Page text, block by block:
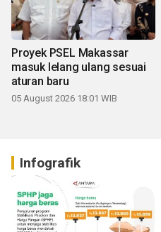
Proyek PSEL Makassar
masuk lelang ulang sesuai
aturan baru
05 August 2026 18:01 WIB
Infografik